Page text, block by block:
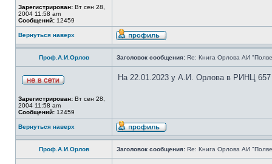
Зарегистрирован: Вт сен 28,
2004 11:58 am
Сообщений: 12459
Вернуться наверх
Проф.А.И.Орлов Заголовок сообщения: Re: Книга Орлова АИ
Зарегистрирован: Вт сен 28,
2004 11:58 am
Сообщений: 12459
На 22.01.2023 у А.И. Орлова в РИНЦ 657
Вернуться наверх
Проф.А.И.Орлов Заголовок сообщения: Re: Книга Орлова АИ